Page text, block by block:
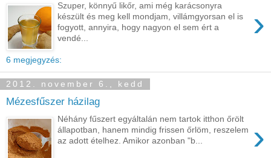
›
Szuper, könnyű likőr, ami még karácsonyra
készült és meg kell mondjam, villámgyorsan el is
fogyott, annyira, hogy nagyon el sem ért a
vendé...
6 megjegyzés:
2012. november 6., kedd
Mézesfűszer házilag
›
Néhány fűszert egyáltalán nem tartok itthon őrölt
állapotban, hanem mindig frissen őrlöm, reszelem
az adott ételhez. Amikor azonban "b...